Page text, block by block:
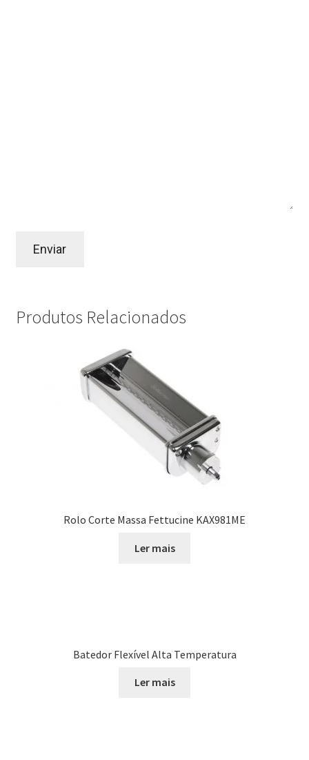
Produtos Relacionados
Rolo Corte Massa Fettucine KAX981ME
Ler mais
Batedor Flexível Alta Temperatura
Ler mais